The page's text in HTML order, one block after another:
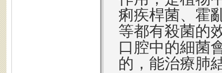
痢疾桿菌、霍
等都有殺菌的
口腔中的細菌
的，能治療肺